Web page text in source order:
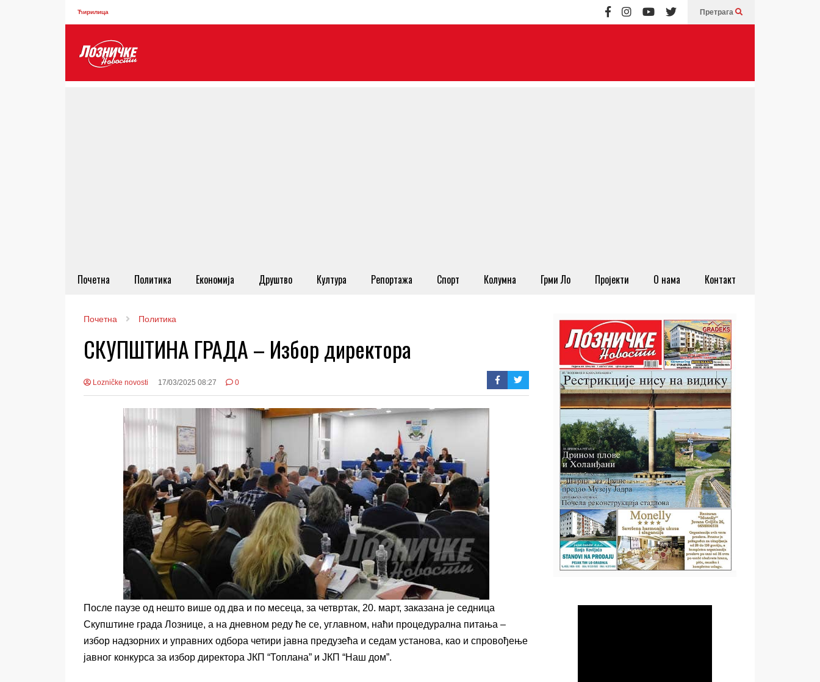
Ћирилица Претрага
Почетна Политика Економија Друштво Култура Репортажа Спорт Колумна Грми Ло Пројекти О нама Контакт
Почетна Политика
СКУПШТИНА ГРАДА – Избор директора
Lozničke novosti 17/03/2025 08:27 0
После паузе од нешто више од два и по месеца, за четвртак, 20. март, заказана је седница
Скупштине града Лознице, а на дневном реду ће се, углавном, наћи процедурална питања –
избор надзорних и управних одбора четири јавна предузећа и седам установа, као и спровођење
јавног конкурса за избор директора ЈКП “Топлана” и ЈКП “Наш дом”.